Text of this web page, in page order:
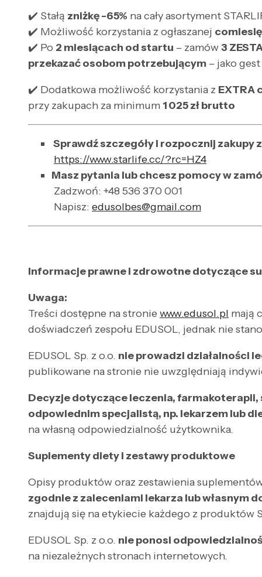
✔️ Stałą zniżkę -65% na cały asortyment
✔️ Możliwość korzystania z ogłaszanej
✔️ Po 2 miesiącach od startu – zamów3
przekazać osobom potrzebującym – jako
✔️ Dodatkowa możliwość korzystania z EXTRA
przy zakupach za minimum 1025 złbrutto
Sprawdź szczegóły i rozpocznij zakupy
https://www.starlife.cc/?rc=HZ4
Masz pytania lub chcesz pomocy w
Zadzwoń: +48 536 370 001
Napisz: edusolbes@gmail.com
Informacje prawne i zdrowotne dotyczące
Uwaga:
Treści dostępne na stronie www.edusol.pl mają
doświadczeń zespołu EDUSOL, jednak nie
EDUSOL Sp. z o.o. nie prowadzi działalności
publikowane na stronie nie uwzględniają
Decyzje dotyczące leczenia, farmakoterapii,
odpowiednim specjalistą, np. lekarzem lub
na własną odpowiedzialność użytkownika.
Suplementy diety i zestawy produktowe
Opisy produktów oraz zestawienia
zgodnie z zaleceniami lekarza lub własnym
znajdują się na etykiecie każdego z produktów
EDUSOL Sp. z o.o. nie ponosi
na niezależnych stronach internetowych.